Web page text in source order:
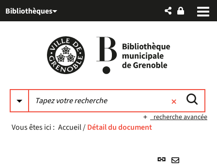
au
auBibliothèques
recherche avancée
Vous êtes ici : Accueil/Détail du document
Lien